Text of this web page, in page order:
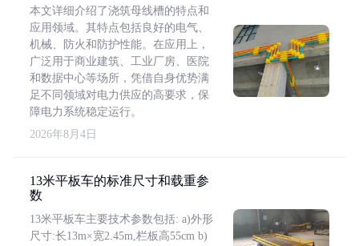
本文详细介绍了浇筑母线槽的特点和
应用领域。其特点包括良好的电气、
机械、防火和防护性能。在应用上，
广泛用于商业建筑、工业厂房、医院
和数据中心等场所，凭借自身优势满
足不同领域对电力供应的高要求，保
障电力系统稳定运行。
2026年8月4日
13米平板车的标准尺寸和载重参
数
13米平板车主要技术参数包括: a)外形
尺寸:长13m×宽2.45m,栏板高55cm b)